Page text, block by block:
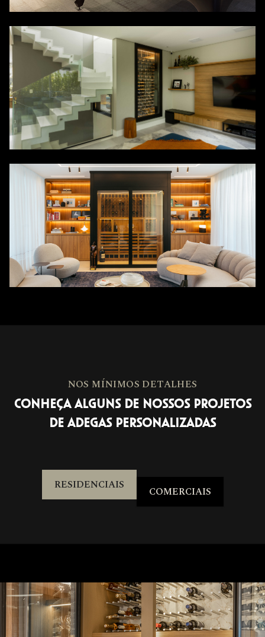
NOS MÍNIMOS DETALHES
CONHEÇA ALGUNS DE NOSSOS PROJETOS
DE ADEGAS PERSONALIZADAS
RESIDENCIAIS COMERCIAIS